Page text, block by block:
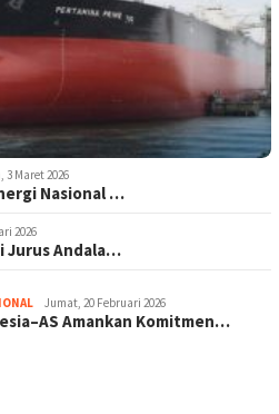
3 Maret 2026
Nasional …
2026
Jurus Andala…
Jumat, 20 Februari 2026
Amankan Komitmen…